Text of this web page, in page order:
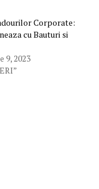
Corporate:
cu Bauturi si
9, 2023